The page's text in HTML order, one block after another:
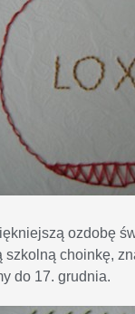
ozdobę
choinkę,
do 17. grudnia.